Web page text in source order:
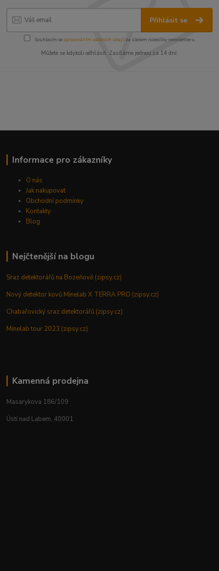
Přihlásit se
Souhlasím se zpracováním osobních údajůza účelem rozesílky newsletteru.
Můžete se kdykoli odhlásit. Zasíláme jednou za 14 dní.
Informace pro zákazníky
O nás
Jak nakupovat
Obchodní podmínky
Kontakty
Blog
Nejčtenější na blogu
Sraz detektorářů na Bozeňově (zipsy.cz)
Nový detektor kovů Minelab X TERRA PRO (zipsy.cz)
Chabařovický sraz detektorářů (zipsy.cz)
Minelab tour 2023 (zipsy.cz)
Kamenná prodejna
Masarykova 186/109
Ústí nad Labem, 40001